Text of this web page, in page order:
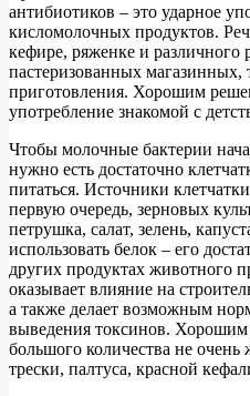
антибиотиков – это ударное
кисломолочных продуктов.
кефире, ряженке и различного
пастеризованных магазинных,
приготовления. Хорошим
употребление знакомой с
Чтобы молочные бактерии
нужно есть достаточно
питаться. Источники
первую очередь, зерновых
петрушка, салат, зелень,
использовать белок – его
других продуктах животного
оказывает влияние на
а также делает возможным
выведения токсинов. Хорошим
большого количества не
трески, палтуса, красной